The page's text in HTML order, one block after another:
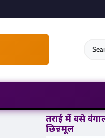
तराई में बसे
छिन्नमूल